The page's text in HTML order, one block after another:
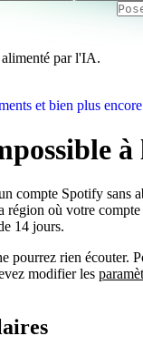
par l'IA.
et bien plus
compte Spotify sans
région où votre
14 jours.
pourrez rien écouter.
modifier les